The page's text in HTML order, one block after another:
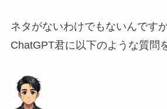
ネタがないわけでもないんです
ChatGPT君に以下のような質問